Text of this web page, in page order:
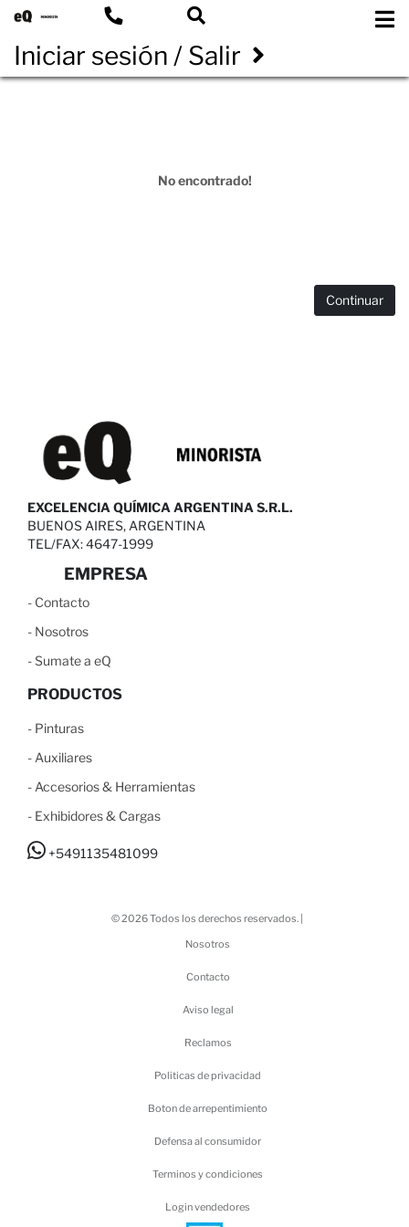
Iniciar sesión / Salir
No encontrado!
Continuar
EXCELENCIA QUÍMICA ARGENTINA S.R.L.
BUENOS AIRES, ARGENTINA
TEL/FAX: 4647-1999
EMPRESA
- Contacto
- Nosotros
-Sumate a eQ
PRODUCTOS
- Pinturas
- Auxiliares
- Accesorios & Herramientas
- Exhibidores & Cargas
+5491135481099
© 2026 Todos los derechos reservados. |
Nosotros
Contacto
Aviso legal
Reclamos
Politicas de privacidad
Boton de arrepentimiento
Defensa al consumidor
Terminos y condiciones
Login vendedores